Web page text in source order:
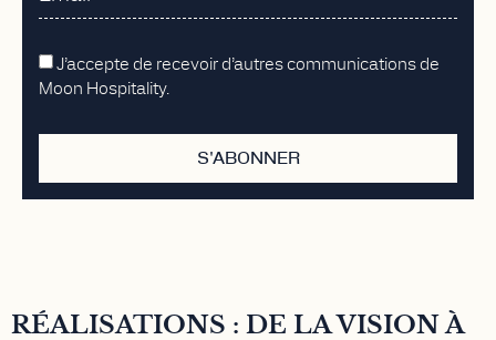
J’accepte de recevoir d’autres communications de
Moon Hospitality.
S'ABONNER
RÉALISATIONS : DE LA VISION À